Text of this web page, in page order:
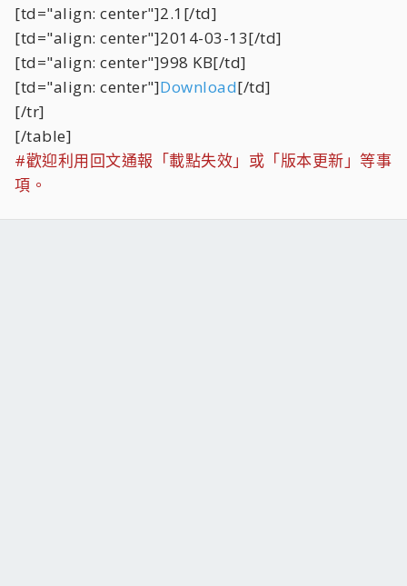
[td="align: center"]2.1[/td]
[td="align: center"]2014-03-13[/td]
[td="align: center"]998 KB[/td]
[td="align: center"]Download[/td]
[/tr]
[/table]
#歡迎利用回文通報「載點失效」或「版本更新」等事
項。